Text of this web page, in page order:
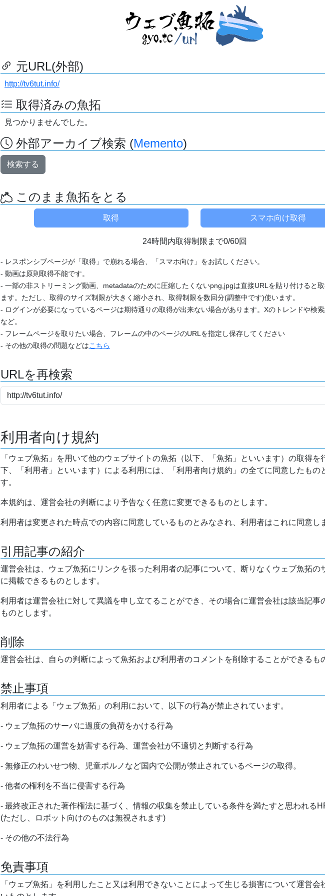
元URL(外部)
http://tv6tut.info/
取得済みの魚拓
見つかりませんでした。
外部アーカイブ検索 (Memento)
検索する
このまま魚拓をとる
24時間内取得制限まで0/60回
- レスポンシブページが「取得」で崩れる場合、「スマホ向け」をお試しください。
- 動画は原則取得不能です。
- 一部の非ストリーミング動画、metadataのために圧縮したくないpng,jpgは直接URLを貼り付けると
ます。ただし、取得のサイズ制限が大きく縮小され、取得制限を数回分(調整中です)使います。
- ログインが必要になっているページは期待通りの取得が出来ない場合があります。Xのトレンドや検
など。
- フレームページを取りたい場合、フレームの中のページのURLを指定し保存してください
- その他の取得の問題などはこちら
URLを再検索
利用者向け規約
「ウェブ魚拓」を用いて他のウェブサイトの魚拓（以下、「魚拓」といいます）の取得を
下、「利用者」といいます）による利用には、「利用者向け規約」の全てに同意したもの
す。
本規約は、運営会社の判断により予告なく任意に変更できるものとします。
利用者は変更された時点での内容に同意しているものとみなされ、利用者はこれに同意し
引用記事の紹介
運営会社は、ウェブ魚拓にリンクを張った利用者の記事について、断りなくウェブ魚拓の
に掲載できるものとします。
利用者は運営会社に対して異議を申し立てることができ、その場合に運営会社は該当記事
ものとします。
削除
運営会社は、自らの判断によって魚拓および利用者のコメントを削除することができるも
禁止事項
利用者による「ウェブ魚拓」の利用において、以下の行為が禁止されています。
- ウェブ魚拓のサーバに過度の負荷をかける行為
- ウェブ魚拓の運営を妨害する行為、運営会社が不適切と判断する行為
- 無修正のわいせつ物、児童ポルノなど国内で公開が禁止されているページの取得。
- 他者の権利を不当に侵害する行為
- 最終改正された著作権法に基づく、情報の収集を禁止している条件を満たすと思われる
(ただし、ロボット向けのものは無視されます)
- その他の不法行為
免責事項
「ウェブ魚拓」を利用したこと又は利用できないことによって生じる損害について運営会